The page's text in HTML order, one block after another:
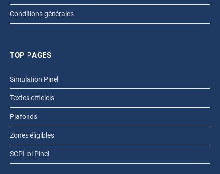
Conditions générales
TOP PAGES
Simulation Pinel
Textes officiels
Plafonds
Zones éligibles
SCPI loi Pinel